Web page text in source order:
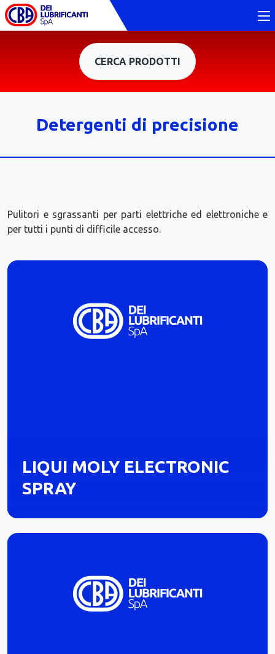
CERCA PRODOTTI
Detergenti di precisione
Pulitori e sgrassanti per parti elettriche ed elettroniche e
per tutti i punti di difficile accesso.
LIQUI MOLY ELECTRONIC
SPRAY